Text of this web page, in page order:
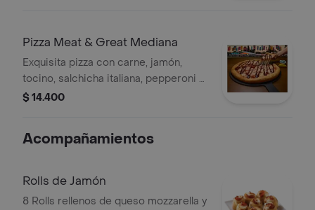
Pizza Meat & Great Mediana
Exquisita pizza con carne, jamón,
tocino, salchicha italiana, pepperoni y
un shot de salsa bbq.
$ 14.400
Acompañamientos
Rolls de Jamón
8 Rolls rellenos de queso mozzarella y